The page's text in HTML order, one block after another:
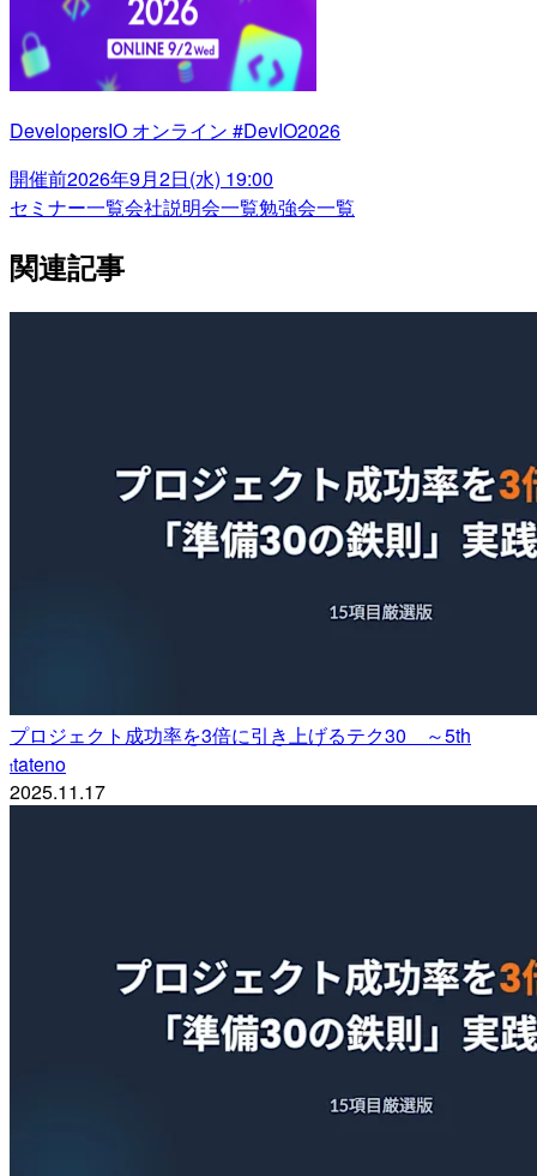
DevelopersIO オンライン #DevIO2026
開催前2026年9月2日(水) 19:00
セミナー一覧会社説明会一覧勉強会一覧
関連記事
プロジェクト成功率を3倍に引き上げるテク30 ～5th
ttateno
2025.11.17